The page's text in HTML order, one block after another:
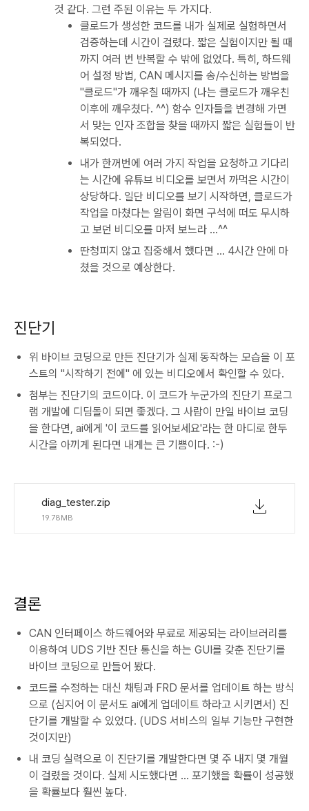
것 같다. 그런 주된 이유는 두 가지다.
클로드가 생성한 코드를 내가 실제로 실험하면서
검증하는데 시간이 걸렸다. 짧은 실험이지만 될 때
까지 여러 번 반복할 수 밖에 없었다. 특히, 하드웨
어 설정 방법, CAN 메시지를 송/수신하는 방법을
"클로드"가 깨우칠 때까지 (나는 클로드가 깨우친
이후에 깨우쳤다. ^^) 함수 인자들을 변경해 가면
서 맞는 인자 조합을 찾을 때까지 짧은 실험들이 반
복되었다.
내가 한꺼번에 여러 가지 작업을 요청하고 기다리
는 시간에 유튜브 비디오를 보면서 까먹은 시간이
상당하다. 일단 비디오를 보기 시작하면, 클로드가
작업을 마쳤다는 알림이 화면 구석에 떠도 무시하
고 보던 비디오를 마저 보느라 ...^^
딴청피지 않고 집중해서 했다면 ... 4시간 안에 마
쳤을 것으로 예상한다.
진단기
위 바이브 코딩으로 만든 진단기가 실제 동작하는 모습을 이 포
스트의 "시작하기 전에" 에 있는 비디오에서 확인할 수 있다.
첨부는 진단기의 코드이다. 이 코드가 누군가의 진단기 프로그
램 개발에 디딤돌이 되면 좋겠다. 그 사람이 만일 바이브 코딩
을 한다면, ai에게 '이 코드를 읽어보세요'라는 한 마디로 한두
시간을 아끼게 된다면 내게는 큰 기쁨이다. :-)
diag_tester.zip
19.78MB
결론
CAN 인터페이스 하드웨어와 무료로 제공되는 라이브러리를
이용하여 UDS 기반 진단 통신을 하는 GUI를 갖춘 진단기를
바이브 코딩으로 만들어 봤다.
코드를 수정하는 대신 채팅과 FRD 문서를 업데이트 하는 방식
으로 (심지어 이 문서도 ai에게 업데이트 하라고 시키면서) 진
단기를 개발할 수 있었다. (UDS 서비스의 일부 기능만 구현한
것이지만)
내 코딩 실력으로 이 진단기를 개발한다면 몇 주 내지 몇 개월
이 걸렸을 것이다. 실제 시도했다면 ... 포기했을 확률이 성공했
을 확률보다 훨씬 높다.